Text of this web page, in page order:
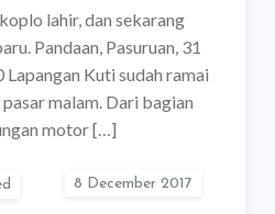
lahir, dan sekarang
Pandaan, Pasuruan, 31
Kuti sudah ramai
malam. Dari bagian
motor […]